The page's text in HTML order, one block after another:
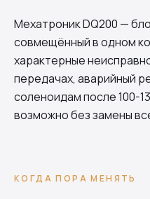
МехатроникDQ200 —
совмещённый в одном
характерные
передачах, аварийный
соленоидам после 100-
возможно без замены
КОГДА ПОРА МЕНЯТЬ